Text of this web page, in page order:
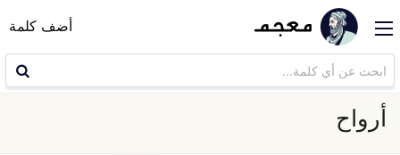
أضف كلمة
أرواح